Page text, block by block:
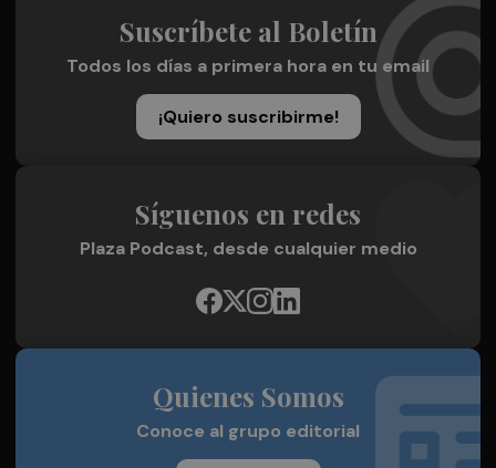
Suscríbete al Boletín
Todos los días a primera hora en tu email
¡Quiero suscribirme!
Síguenos en redes
Plaza Podcast, desde cualquier medio
Quienes Somos
Conoce al grupo editorial